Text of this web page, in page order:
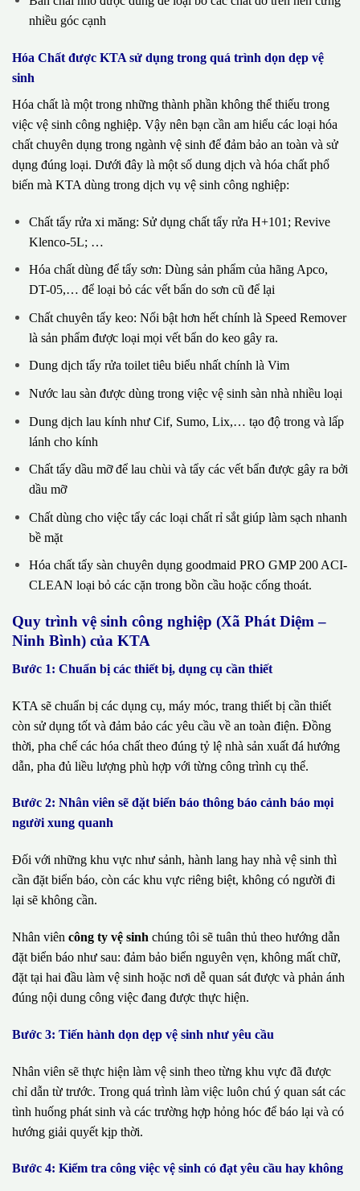
nhiều góc cạnh
Hóa Chất được KTA sử dụng trong quá trình dọn dẹp vệ
sinh
Hóa chất là một trong những thành phần không thể thiếu trong
việc vệ sinh công nghiệp. Vậy nên bạn cần am hiểu các loại hóa
chất chuyên dụng trong ngành vệ sinh để đảm bảo an toàn và sử
dụng đúng loại. Dưới đây là một số dung dịch và hóa chất phổ
biến mà KTA dùng trong dịch vụ vệ sinh công nghiệp:
Chất tẩy rửa xi măng: Sử dụng chất tẩy rửa H+101; Revive
Klenco-5L; …
Hóa chất dùng để tẩy sơn: Dùng sản phẩm của hãng Apco,
DT-05,… để loại bỏ các vết bẩn do sơn cũ để lại
Chất chuyên tẩy keo: Nổi bật hơn hết chính là Speed Remover
là sản phẩm được loại mọi vết bẩn do keo gây ra.
Dung dịch tẩy rửa toilet tiêu biểu nhất chính là Vim
Nước lau sàn được dùng trong việc vệ sinh sàn nhà nhiều loại
Dung dịch lau kính như Cif, Sumo, Lix,… tạo độ trong và lấp
lánh cho kính
Chất tẩy dầu mỡ để lau chùi và tẩy các vết bẩn được gây ra bởi
dầu mỡ
Chất dùng cho việc tẩy các loại chất rỉ sắt giúp làm sạch nhanh
bề mặt
Hóa chất tẩy sàn chuyên dụng goodmaid PRO GMP 200 ACI-
CLEAN loại bỏ các cặn trong bồn cầu hoặc cống thoát.
Quy trình vệ sinh công nghiệp (Xã Phát Diệm –
Ninh Bình) của KTA
Bước 1: Chuẩn bị các thiết bị, dụng cụ cần thiết
KTA sẽ chuẩn bị các dụng cụ, máy móc, trang thiết bị cần thiết
còn sử dụng tốt và đảm bảo các yêu cầu về an toàn điện. Đồng
thời, pha chế các hóa chất theo đúng tỷ lệ nhà sản xuất đá hướng
dẫn, pha đủ liều lượng phù hợp với từng công trình cụ thể.
Bước 2: Nhân viên sẽ đặt biển báo thông báo cảnh báo mọi
người xung quanh
Đối với những khu vực như sảnh, hành lang hay nhà vệ sinh thì
cần đặt biển báo, còn các khu vực riêng biệt, không có người đi
lại sẽ không cần.
Nhân viên công ty vệ sinh chúng tôi sẽ tuân thủ theo hướng dẫn
đặt biển báo như sau: đảm bảo biển nguyên vẹn, không mất chữ,
đặt tại hai đầu làm vệ sinh hoặc nơi dễ quan sát được và phản ánh
đúng nội dung công việc đang được thực hiện.
Bước 3: Tiến hành dọn dẹp vệ sinh như yêu cầu
Nhân viên sẽ thực hiện làm vệ sinh theo từng khu vực đã được
chỉ dẫn từ trước. Trong quá trình làm việc luôn chú ý quan sát các
tình huống phát sinh và các trường hợp hỏng hóc để báo lại và có
hướng giải quyết kịp thời.
Bước 4: Kiểm tra công việc vệ sinh có đạt yêu cầu hay không